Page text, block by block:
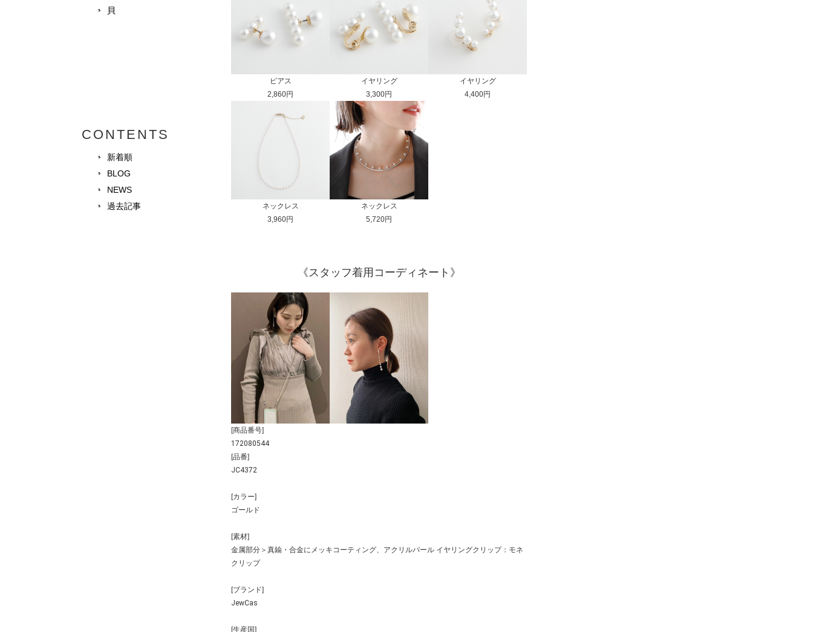
ピアス
2,860円
イヤリング
3,300円
イヤリング
4,400円
ネックレス
3,960円
ネックレス
5,720円
《スタッフ着用コーディネート》
[商品番号]
172080544
[品番]
JC4372
[カラー]
ゴールド
[素材]
金属部分＞真鍮・合金にメッキコーティング、アクリルパール イヤリングクリップ：モネ
クリップ
[ブランド]
JewCas
[生産国]
貝
CONTENTS
新着順
BLOG
NEWS
過去記事